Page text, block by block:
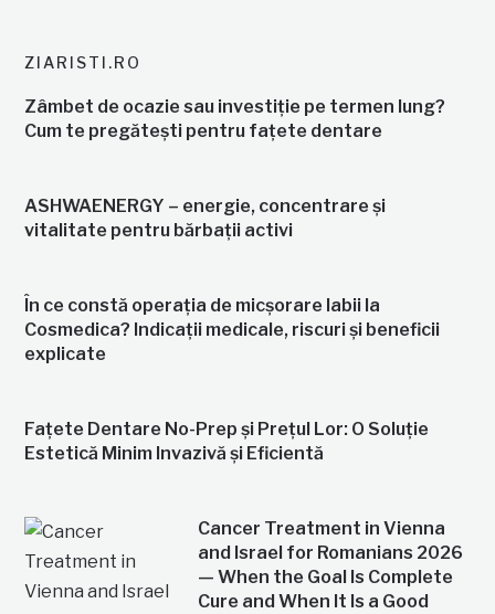
ZIARISTI.RO
Zâmbet de ocazie sau investiție pe termen lung?
Cum te pregătești pentru fațete dentare
ASHWAENERGY – energie, concentrare și
vitalitate pentru bărbații activi
În ce constă operația de micșorare labii la
Cosmedica? Indicații medicale, riscuri și beneficii
explicate
Fațete Dentare No-Prep și Prețul Lor: O Soluție
Estetică Minim Invazivă și Eficientă
Cancer Treatment in Vienna
and Israel for Romanians 2026
— When the Goal Is Complete
Cure and When It Is a Good